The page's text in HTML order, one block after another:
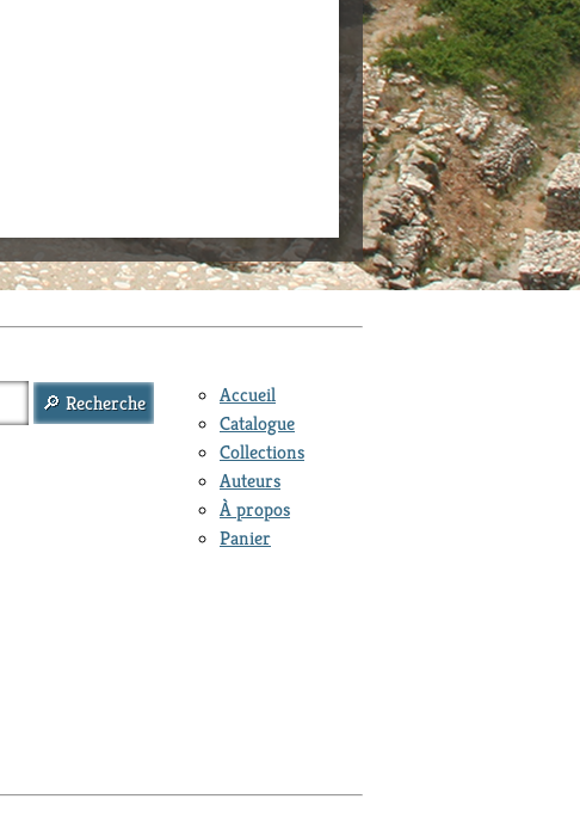
Accueil
Catalogue
Collections
Auteurs
À propos
Panier